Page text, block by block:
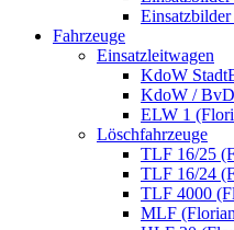
Fahrzeuge
Einsatzleitwagen
KdoW
KdoW /
ELW 1
Löschfahrzeuge
TLF 16/25
TLF 16/24
TLF 4000
MLF